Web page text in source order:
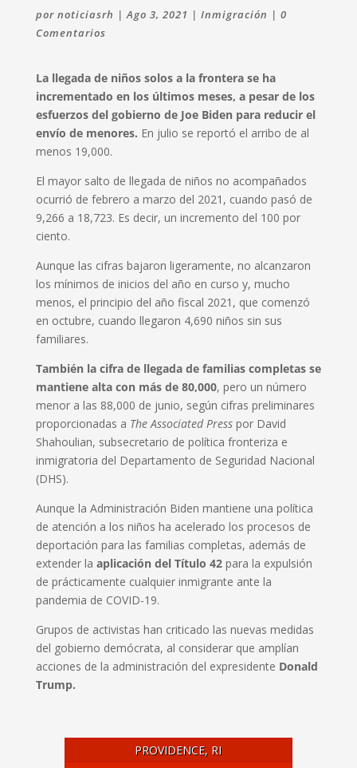
por noticiasrh |Ago 3, 2021 | Inmigración | 0
Comentarios
La llegada de niños solos a la frontera se ha
incrementado en los últimos meses, a pesar de los
esfuerzos del gobierno de Joe Biden para reducir el
envío de menores. En julio se reportó el arribo de al
menos 19,000.
El mayor salto de llegada de niños no acompañados
ocurrió de febrero a marzo del 2021, cuando pasó de
9,266 a 18,723. Es decir, un incremento del 100 por
ciento.
Aunque las cifras bajaron ligeramente, no alcanzaron
los mínimos de inicios del año en curso y, mucho
menos, el principio del año fiscal 2021, que comenzó
en octubre, cuando llegaron 4,690 niños sin sus
familiares.
También la cifra de llegada de familias completas se
mantiene alta con más de 80,000, pero un número
menor a las 88,000 de junio, según cifras preliminares
proporcionadas a The Associated Presspor David
Shahoulian, subsecretario de política fronteriza e
inmigratoria del Departamento de Seguridad Nacional
(DHS).
Aunque la Administración Biden mantiene una política
de atención a los niños ha acelerado los procesos de
deportación para las familias completas, además de
extender la aplicación del Título 42para la expulsión
de prácticamente cualquier inmigrante ante la
pandemia de COVID-19.
Grupos de activistas han criticado las nuevas medidas
del gobierno demócrata, al considerar que amplían
acciones de la administración del expresidente Donald
Trump.
PROVIDENCE, RI